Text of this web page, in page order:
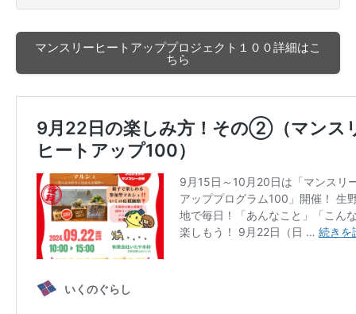
マンスリーヒートアッププロジェクト１００詳細はこ
ちら